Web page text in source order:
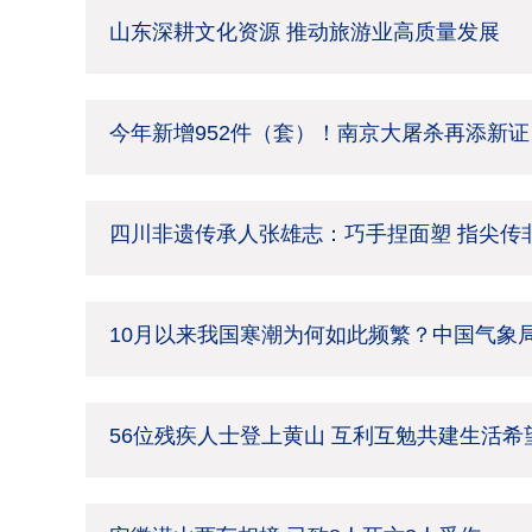
山东深耕文化资源 推动旅游业高质量发展
今年新增952件（套）！南京大屠杀再添新证
四川非遗传承人张雄志：巧手捏面塑 指尖传
10月以来我国寒潮为何如此频繁？中国气象
56位残疾人士登上黄山 互利互勉共建生活希